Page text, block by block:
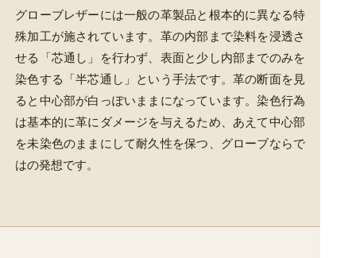
グローブレザーには一般の革製品と根本的に異なる特
殊加工が施されています。革の内部まで染料を浸透さ
せる「芯通し」を行わず、表面と少し内部までのみを
染色する「半芯通し」という手法です。革の断面を見
ると中心部が白っぽいままになっています。染色行為
は基本的に革にダメージを与えるため、あえて中心部
を未染色のままにして耐久性を保つ、グローブならで
はの発想です。